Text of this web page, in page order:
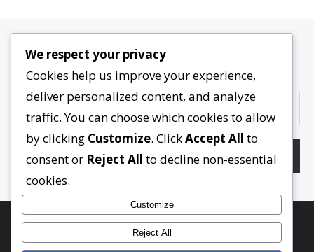
Contactez-nous
We respect your privacy
Cookies help us improve your experience,
deliver personalized content, and analyze
traffic. You can choose which cookies to allow
by clicking Customize. ClickAccept All to
consent or Reject All to decline non-essential
cookies.
Customize
Reject All